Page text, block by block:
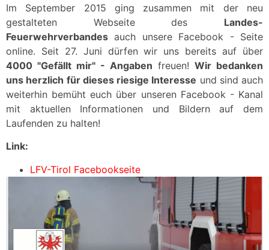
Im September 2015 ging zusammen mit der neu
gestalteten Webseite des Landes-
Feuerwehrverbandes auch unsere Facebook - Seite
online. Seit 27. Juni dürfen wir uns bereits auf über
4000 "Gefällt mir" - Angaben freuen! Wir bedanken
uns herzlich für dieses riesige Interesse und sind auch
weiterhin bemüht euch über unseren Facebook - Kanal
mit aktuellen Informationen und Bildern auf dem
Laufenden zu halten!
Link:
LFV-Tirol Facebookseite